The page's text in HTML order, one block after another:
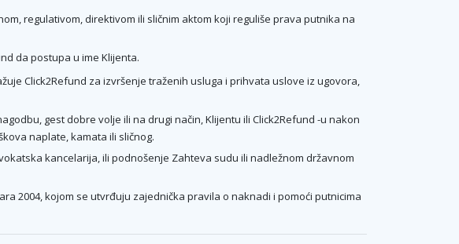
regulativom, direktivom ili sličnim aktom koji reguliše prava putnika na
da postupa u ime Klijenta.
Click2Refund za izvršenje traženih usluga i prihvata uslove iz ugovora,
gest dobre volje ili na drugi način, Klijentu ili Click2Refund -u nakon
naplate, kamata ili sličnog.
kancelarija, ili podnošenje Zahteva sudu ili nadležnom državnom
2004, kojom se utvrđuju zajednička pravila o naknadi i pomoći putnicima